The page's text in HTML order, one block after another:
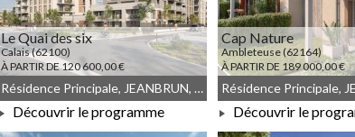
Le Quai des six
Calais (62100)
À PARTIR DE 120 600,00 €
Résidence Principale, JEANBRUN, Meublé non géré, Droit commun
Découvrir le programme
Cap Nature
Ambleteuse (62164)
À PARTIR DE 189 000,00 €
Découvrir le